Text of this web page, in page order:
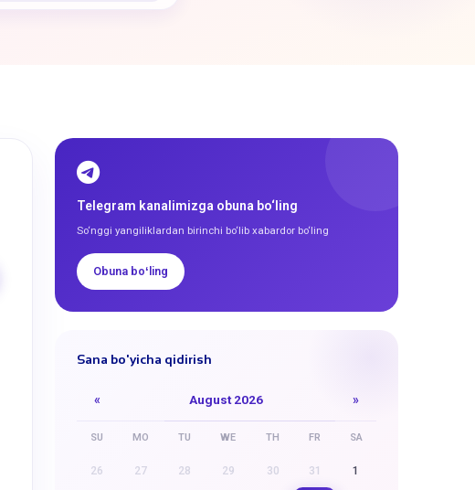
Telegram kanalimizga obuna bo‘ling
So‘nggi yangiliklardan birinchi bo‘lib xabardor bo‘ling
Obuna boʻling
Sana bo'yicha qidirish
« August 2026 »
SU MO TU WE TH FR SA
26 27 28 29 30 31 1